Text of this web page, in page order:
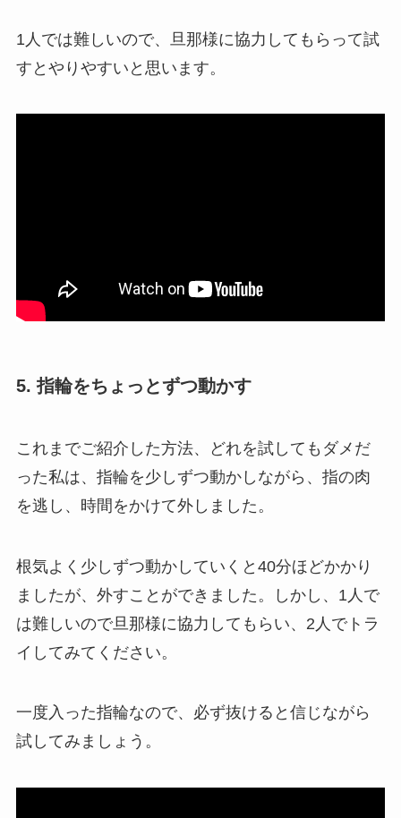
1人では難しいので、旦那様に協力してもらって試
すとやりやすいと思います。
5. 指輪をちょっとずつ動かす
これまでご紹介した方法、どれを試してもダメだ
った私は、指輪を少しずつ動かしながら、指の肉
を逃し、時間をかけて外しました。
根気よく少しずつ動かしていくと40分ほどかかり
ましたが、外すことができました。しかし、1人で
は難しいので旦那様に協力してもらい、2人でトラ
イしてみてください。
一度入った指輪なので、必ず抜けると信じながら
試してみましょう。